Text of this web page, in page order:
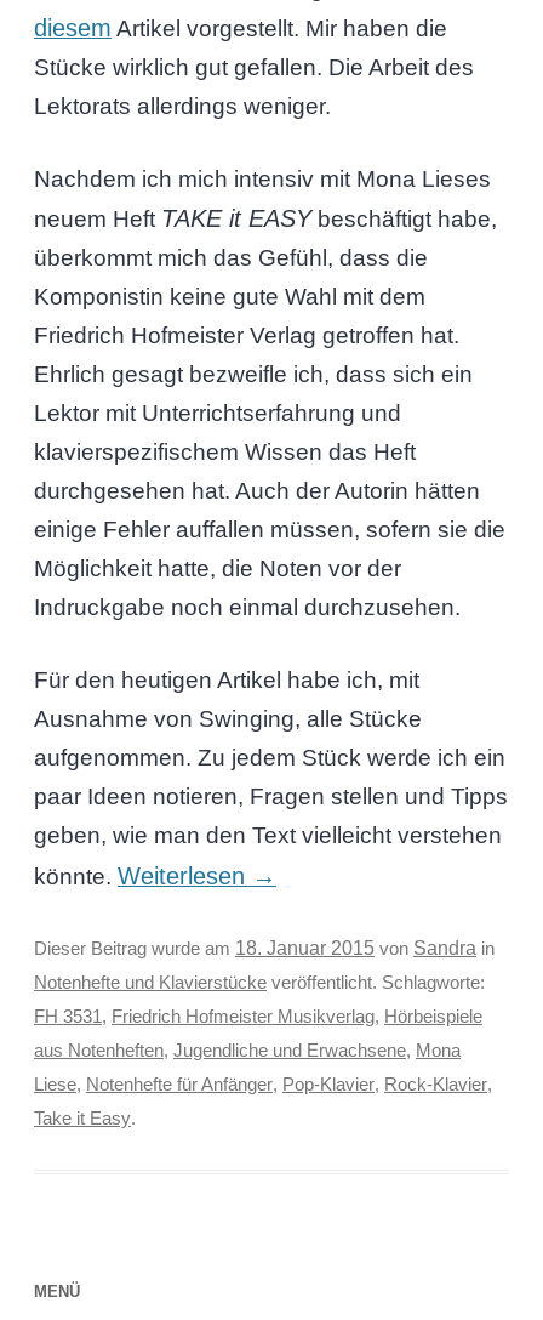
diesem Artikel vorgestellt. Mir haben die
Stücke wirklich gut gefallen. Die Arbeit des
Lektorats allerdings weniger.
Nachdem ich mich intensiv mit Mona Lieses
neuem Heft TAKE it EASYbeschäftigt habe,
überkommt mich das Gefühl, dass die
Komponistin keine gute Wahl mit dem
Friedrich Hofmeister Verlag getroffen hat.
Ehrlich gesagt bezweifle ich, dass sich ein
Lektor mit Unterrichtserfahrung und
klavierspezifischem Wissen das Heft
durchgesehen hat. Auch der Autorin hätten
einige Fehler auffallen müssen, sofern sie die
Möglichkeit hatte, die Noten vor der
Indruckgabe noch einmal durchzusehen.
Für den heutigen Artikel habe ich, mit
Ausnahme von Swinging, alle Stücke
aufgenommen. Zu jedem Stück werde ich ein
paar Ideen notieren, Fragen stellen und Tipps
geben, wie man den Text vielleicht verstehen
könnte. Weiterlesen →
Dieser Beitrag wurde am 18. Januar 2015von Sandra in
Notenhefte und Klavierstückeveröffentlicht. Schlagworte:
FH 3531, Friedrich Hofmeister Musikverlag, Hörbeispiele
aus Notenheften, Jugendliche und Erwachsene, Mona
Liese, Notenhefte für Anfänger, Pop-Klavier, Rock-Klavier,
Take it Easy.
MENÜ